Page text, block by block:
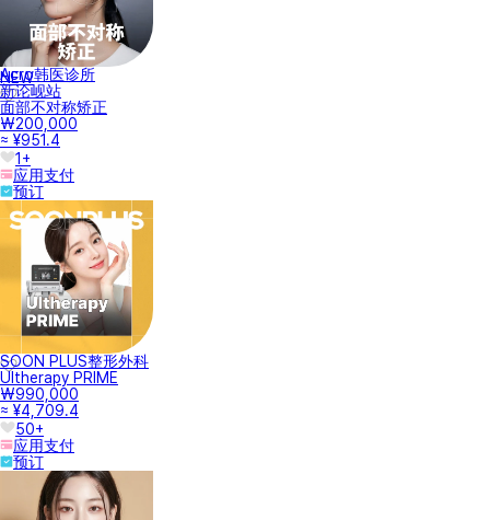
NEW
Acro韩医诊所
新论岘站
面部不对称矫正
₩200,000
≈ ¥951.4
1+
应用支付
预订
SOON PLUS整形外科
Ultherapy PRIME
₩990,000
≈ ¥4,709.4
50+
应用支付
预订